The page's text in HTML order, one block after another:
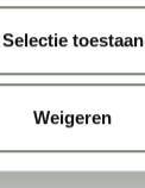
Selectie toestaan
Weigeren